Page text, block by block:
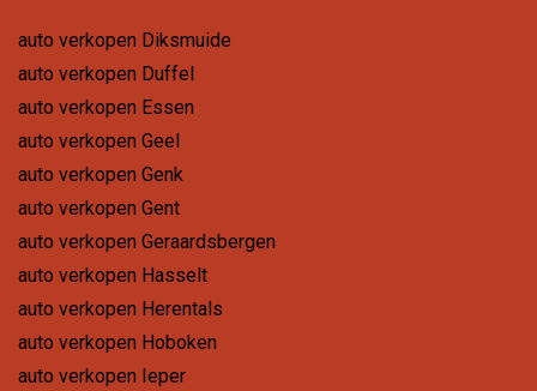
auto verkopen Diksmuide
auto verkopen Duffel
auto verkopen Essen
auto verkopen Geel
auto verkopen Genk
auto verkopen Gent
auto verkopen Geraardsbergen
auto verkopen Hasselt
auto verkopen Herentals
auto verkopen Hoboken
auto verkopen Ieper